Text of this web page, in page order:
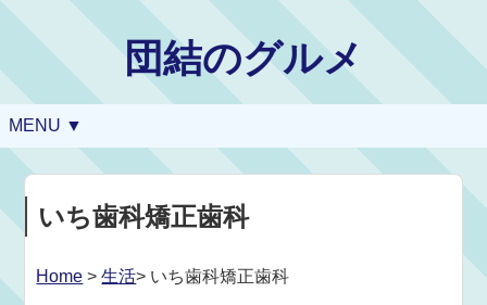
団結のグルメ
MENU ▼
いち歯科矯正歯科
Home >生活> いち歯科矯正歯科